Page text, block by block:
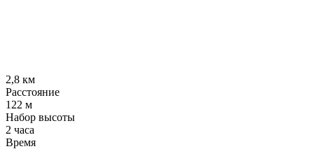
2,8 км
Расстояние
122 м
Набор высоты
2 часа
Время